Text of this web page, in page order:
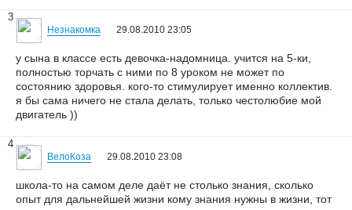
3
Незнакомка 29.08.2010 23:05
у сына в классе есть девочка-надомница. учится на 5-ки,
полностью торчать с ними по 8 уроком не может по
состоянию здоровья. кого-то стимулирует именно коллектив.
я бы сама ничего не стала делать, только честолюбие мой
двигатель ))
4
ВелоКоза 29.08.2010 23:08
школа-то на самом деле даёт не столько знания, сколько
опыт для дальнейшей жизни кому знания нужны в жизни, тот